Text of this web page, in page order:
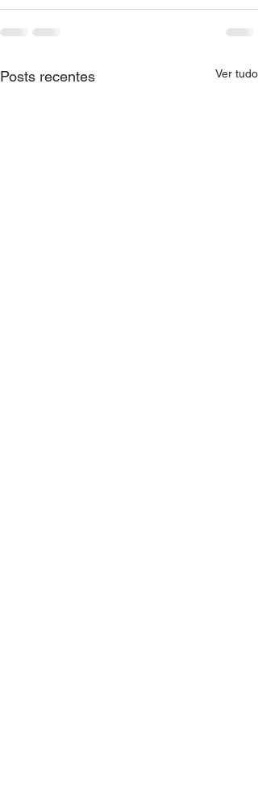
Posts recentes Ver tudo